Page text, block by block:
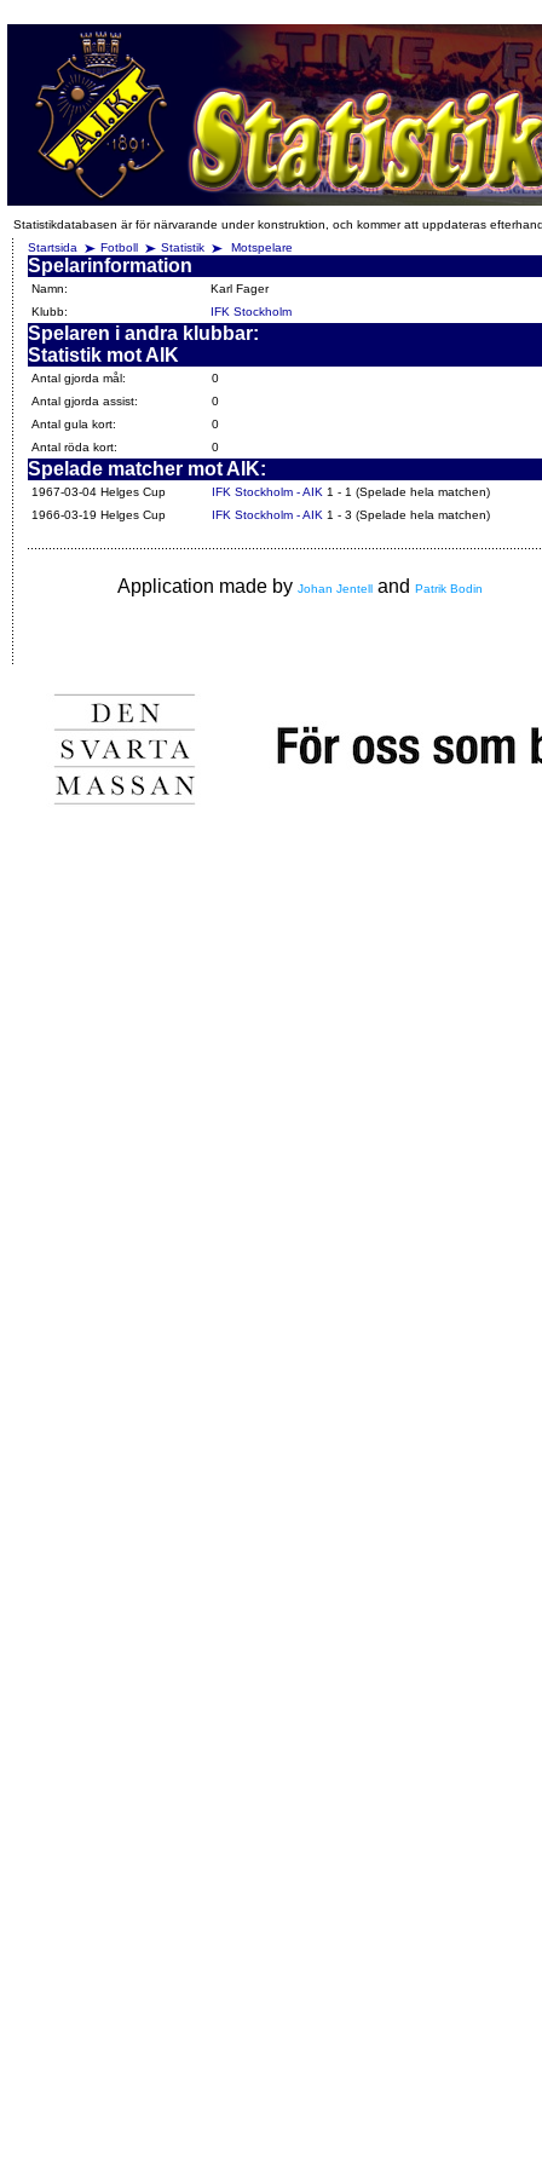
Statistikdatabasen är för närvarande under konstruktion, och kommer att uppdateras
Startsida
Fotboll Statistik Motspelare
Spelarinformation
Namn:
Karl Fager
Klubb:
IFK Stockholm
Spelaren i andra klubbar:
Statistik mot AIK
Antal gjorda mål:
0
Antal gjorda assist:
0
Antal gula kort:
0
Antal röda kort:
0
Spelade matcher mot AIK:
1967-03-04 Helges Cup IFK Stockholm - AIK 1 - 1 (Spelade hela matchen)
1966-03-19 Helges Cup
IFK Stockholm - AIK 1 - 3 (Spelade hela matchen)
Application made by Johan Jentell and Patrik Bodin